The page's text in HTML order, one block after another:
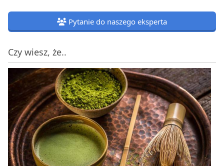
Pytanie do naszego eksperta
Czy wiesz, że..